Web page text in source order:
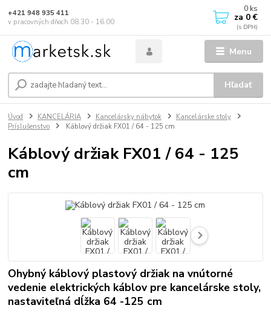
Menu
Hľadať
+421 948 935 411
v pracovných dňoch 08.30 - 16.00
0 ks
za 0 €
Úvod KANCELÁRIA Kancelársky nábytok
Kancelárske stoly
Príslušenstvo
Káblový držiak FX01 / 64 - 125 cm
Káblový držiak FX01 / 64 - 125
cm
Ohybný káblový plastový držiak na vnútorné
vedenie elektrických káblov pre kancelárske stoly,
nastaviteľná dĺžka 64 -125 cm